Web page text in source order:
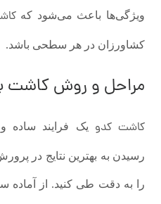
ویژگی‌ها باعث می‌شود که
کشاورزان در هر سطحی باشد.
مراحل و روش کاشت
کاشت کدویک فرایند ساده
رسیدن به بهترین نتایج در
را به دقت طی کنید. از